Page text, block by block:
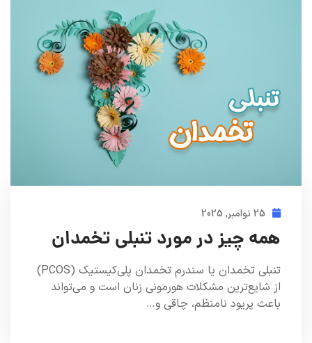
همه چیز در مورد تنبلی تخمدان
تنبلی تخمدان یا سندرم تخمدان پلی‌کیستیک (PCOS)
از شایع‌ترین مشکلات هورمونی زنان است و می‌تواند
باعث پریود نامنظم، چاقی و…